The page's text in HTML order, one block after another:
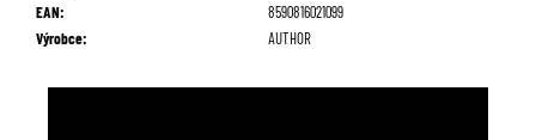
EAN:
8590816021099
Výrobce: AUTHOR